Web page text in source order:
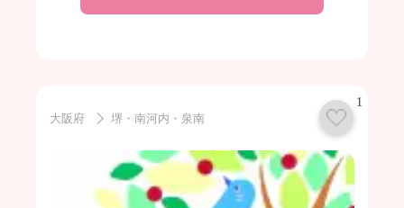
1
大阪府
堺・南河内・泉南